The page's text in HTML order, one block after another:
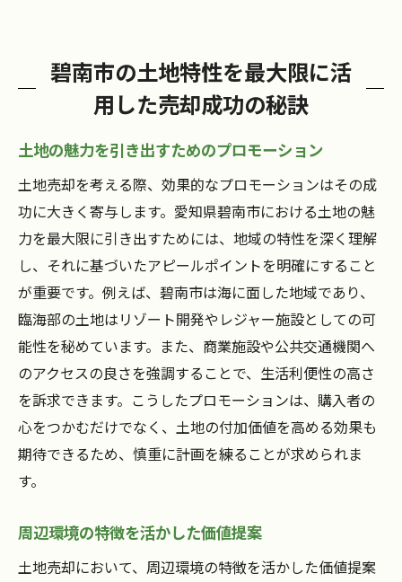
碧南市の土地特性を最大限に活
用した売却成功の秘訣
土地の魅力を引き出すためのプロモーション
土地売却を考える際、効果的なプロモーションはその成
功に大きく寄与します。愛知県碧南市における土地の魅
力を最大限に引き出すためには、地域の特性を深く理解
し、それに基づいたアピールポイントを明確にすること
が重要です。例えば、碧南市は海に面した地域であり、
臨海部の土地はリゾート開発やレジャー施設としての可
能性を秘めています。また、商業施設や公共交通機関へ
のアクセスの良さを強調することで、生活利便性の高さ
を訴求できます。こうしたプロモーションは、購入者の
心をつかむだけでなく、土地の付加価値を高める効果も
期待できるため、慎重に計画を練ることが求められま
す。
周辺環境の特徴を活かした価値提案
土地売却において、周辺環境の特徴を活かした価値提案